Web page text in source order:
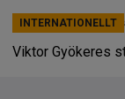
INTERNATIONELLT
Viktor Gyökeres